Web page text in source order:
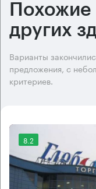
Похожие
других
Варианты
предложения, с
критериев.
8.2